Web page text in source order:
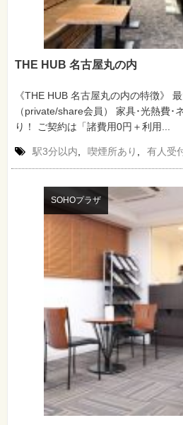
THE HUB 名古屋丸の内
《THE HUB 名古屋丸の内の特徴》
（private/share会員） 家具･光熱費･
り！ ご契約は「諸費用0円＋利用...
駅3分以内 喫煙所あり 有人受
SOHOプラザ